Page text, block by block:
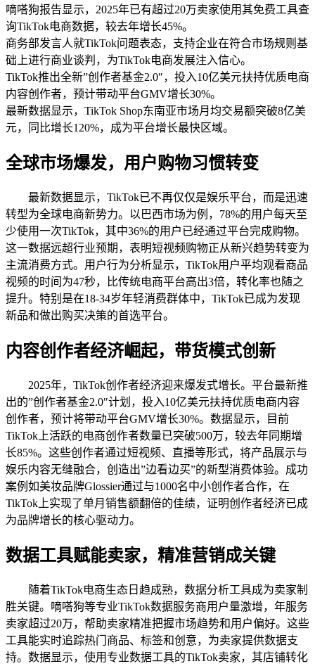
嘀嗒狗报告显示，2025年已有超过20万卖家使用其免费工具查
询TikTok电商数据，较去年增长45%。
商务部发言人就TikTok问题表态，支持企业在符合市场规则基
础上进行商业谈判，为TikTok电商发展注入信心。
TikTok推出全新”创作者基金2.0″，投入10亿美元扶持优质电商
内容创作者，预计带动平台GMV增长30%。
最新数据显示，TikTok Shop东南亚市场月均交易额突破8亿美
元，同比增长120%，成为平台增长最快区域。
全球市场爆发，用户购物习惯转变
最新数据显示，TikTok已不再仅仅是娱乐平台，而是迅速
转型为全球电商新势力。以巴西市场为例，78%的用户每天至
少使用一次TikTok，其中36%的用户已经通过平台完成购物。
这一数据远超行业预期，表明短视频购物正从新兴趋势转变为
主流消费方式。用户行为分析显示，TikTok用户平均观看商品
视频的时间为47秒，比传统电商平台高出3倍，转化率也随之
提升。特别是在18-34岁年轻消费群体中，TikTok已成为发现
新品和做出购买决策的首选平台。
内容创作者经济崛起，带货模式创新
2025年，TikTok创作者经济迎来爆发式增长。平台最新推
出的”创作者基金2.0″计划，投入10亿美元扶持优质电商内容
创作者，预计将带动平台GMV增长30%。数据显示，目前
TikTok上活跃的电商创作者数量已突破500万，较去年同期增
长85%。这些创作者通过短视频、直播等形式，将产品展示与
娱乐内容无缝融合，创造出”边看边买”的新型消费体验。成功
案例如美妆品牌Glossier通过与1000名中小创作者合作，在
TikTok上实现了单月销售额翻倍的佳绩，证明创作者经济已成
为品牌增长的核心驱动力。
数据工具赋能卖家，精准营销成关键
随着TikTok电商生态日趋成熟，数据分析工具成为卖家制
胜关键。嘀嗒狗等专业TikTok数据服务商用户量激增，年服务
卖家超过20万，帮助卖家精准把握市场趋势和用户偏好。这些
工具能实时追踪热门商品、标签和创意，为卖家提供数据支
持。数据显示，使用专业数据工具的TikTok卖家，其店铺转化